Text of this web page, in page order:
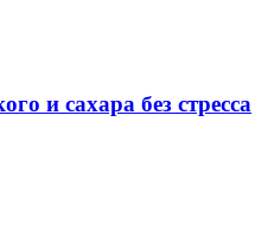
и сахара без стресса